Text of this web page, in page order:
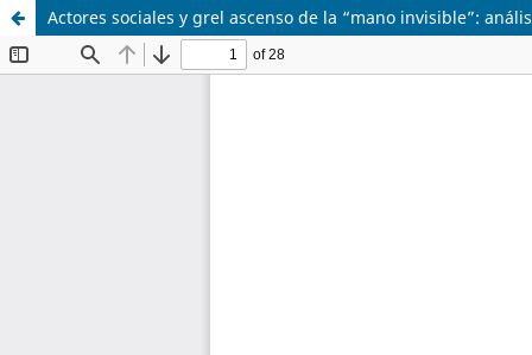
Actores sociales y grel ascenso de la “mano invisible”: